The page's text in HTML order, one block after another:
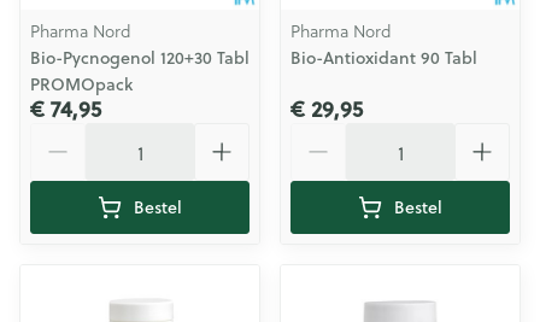
Pharma Nord
Bio-Pycnogenol 120+30 Tabl
PROMOpack
€ 74,95
Bestel
Pharma Nord
Bio-Antioxidant 90 Tabl
€ 29,95
Bestel